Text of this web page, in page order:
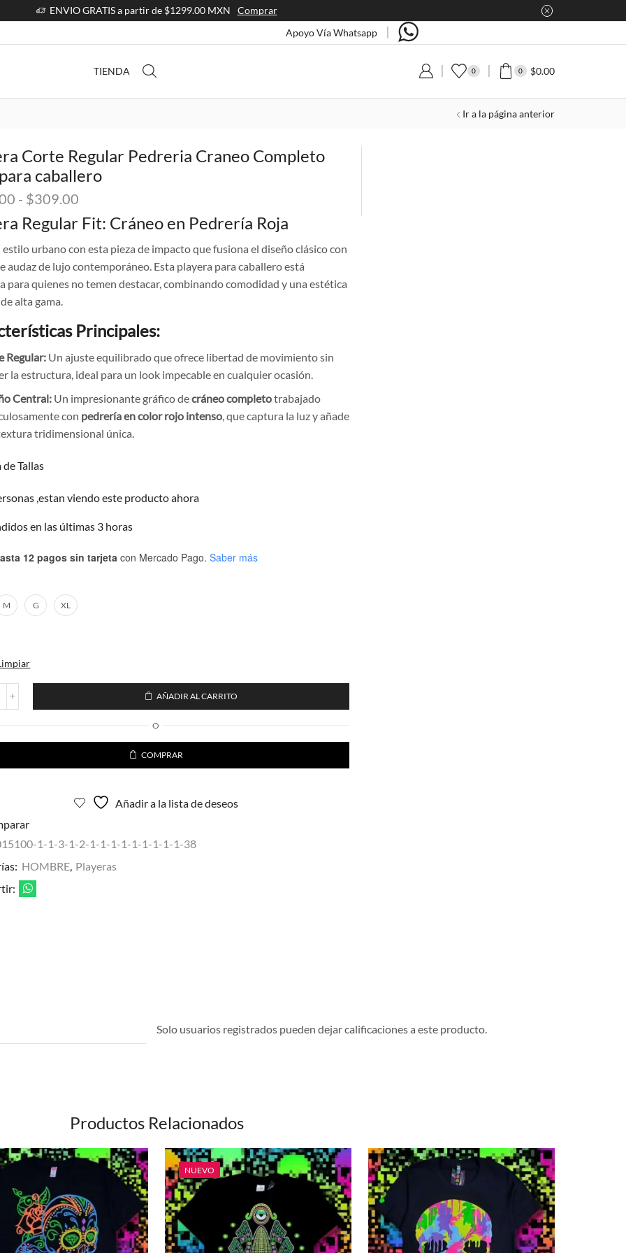
ENVIO GRATIS a partir de $1299.00 MXN
Comprar
Apoyo Vía Whatsapp
TIENDA 0 0 $0.00
Ir a la página anterior
Corte Regular Pedreria Craneo Completo
caballero
- $309.00
de
precios:
desde
$299.00
hasta
Regular Fit: Cráneo en Pedrería Roja
estilo urbano con esta pieza de impacto que fusiona el diseño clásico con
audaz de lujo contemporáneo. Esta playera para caballero está
para quienes no temen destacar, combinando comodidad y una estética
alta gama.
Principales:
Regular: Un ajuste equilibrado que ofrece libertad de movimiento sin
la estructura, ideal para un look impecable en cualquier ocasión.
Central: Un impresionante gráfico decráneo completotrabajado
con pedrería en color rojo intenso, que captura la luz y añade
tridimensional única.
de Tallas
,estan viendo este producto ahora
en las últimas 3 horas
12 pagos sin tarjeta con Mercado Pago. Saber más
M G XL
AÑADIR AL CARRITO
O
COMPRAR
Añadir a la lista de deseos
1-1-3-1-2-1-1-1-1-1-1-1-1-1-38
HOMBRE Playeras
Solo usuarios registrados pueden dejar calificaciones a este producto.
Productos Relacionados
NUEVO